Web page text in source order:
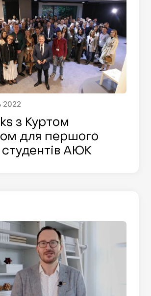
2022
з Куртом
для першого
AЮK